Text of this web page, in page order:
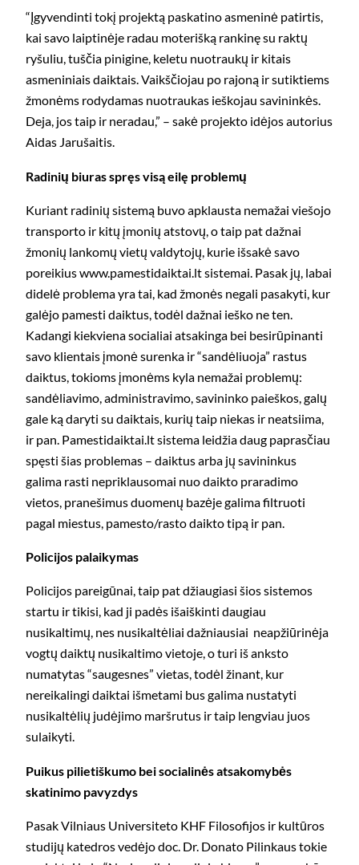
“Įgyvendinti tokį projektą paskatino asmeninė patirtis,
kai savo laiptinėje radau moterišką rankinę su raktų
ryšuliu, tuščia pinigine, keletu nuotraukų ir kitais
asmeniniais daiktais. Vaikščiojau po rajoną ir sutiktiems
žmonėms rodydamas nuotraukas ieškojau savininkės.
Deja, jos taip ir neradau,” – sakė projekto idėjos autorius
Aidas Jarušaitis.
Radinių biuras spręs visą eilę problemų
Kuriant radinių sistemą buvo apklausta nemažai viešojo
transporto ir kitų įmonių atstovų, o taip pat dažnai
žmonių lankomų vietų valdytojų, kurie išsakė savo
poreikius www.pamestidaiktai.lt sistemai. Pasak jų, labai
didelė problema yra tai, kad žmonės negali pasakyti, kur
galėjo pamesti daiktus, todėl dažnai ieško ne ten.
Kadangi kiekviena socialiai atsakinga bei besirūpinanti
savo klientais įmonė surenka ir “sandėliuoja” rastus
daiktus, tokioms įmonėms kyla nemažai problemų:
sandėliavimo, administravimo, savininko paieškos, galų
gale ką daryti su daiktais, kurių taip niekas ir neatsiima,
ir pan. Pamestidaiktai.lt sistema leidžia daug paprasčiau
spęsti šias problemas – daiktus arba jų savininkus
galima rasti nepriklausomai nuo daikto praradimo
vietos, pranešimus duomenų bazėje galima filtruoti
pagal miestus, pamesto/rasto daikto tipą ir pan.
Policijos palaikymas
Policijos pareigūnai, taip pat džiaugiasi šios sistemos
startu ir tikisi, kad ji padės išaiškinti daugiau
nusikaltimų, nes nusikaltėliai dažniausiai neapžiūrinėja
vogtų daiktų nusikaltimo vietoje, o turi iš anksto
numatytas “saugesnes” vietas, todėl žinant, kur
nereikalingi daiktai išmetami bus galima nustatyti
nusikaltėlių judėjimo maršrutus ir taip lengviau juos
sulaikyti.
Puikus pilietiškumo bei socialinės atsakomybės
skatinimo pavyzdys
Pasak Vilniaus Universiteto KHF Filosofijos ir kultūros
studijų katedros vedėjo doc. Dr. Donato Pilinkaus tokie